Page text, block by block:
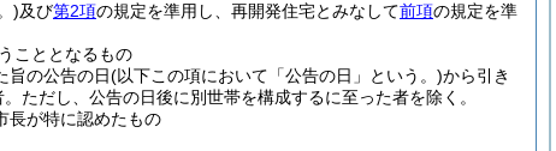
)及び第2項の規定を準用し、再開発住宅とみなして前項の規定を準
こととなるもの
旨の公告の日(以下この項において「公告の日」という。)から引き
ただし、公告の日後に別世帯を構成するに至った者を除く。
長が特に認めたもの